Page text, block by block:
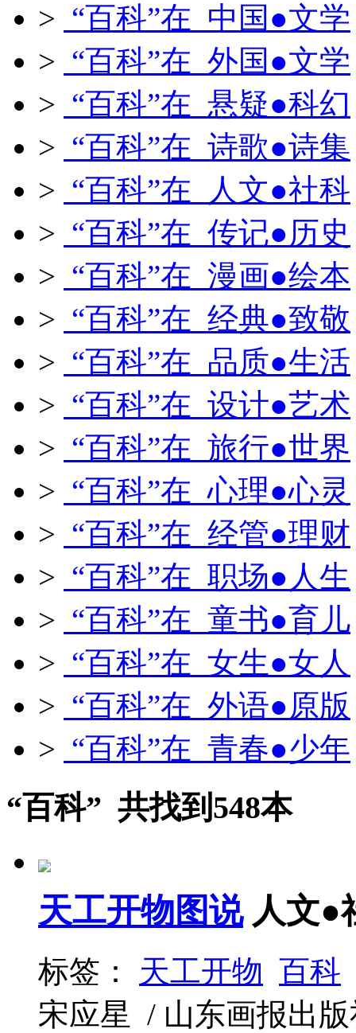
> “百科”在 中国●文学
> “百科”在 外国●文学
> “百科”在 悬疑●科幻
> “百科”在 诗歌●诗集
> “百科”在 人文●社科
> “百科”在 传记●历史
> “百科”在 漫画●绘本
> “百科”在 经典●致敬
> “百科”在 品质●生活
> “百科”在 设计●艺术
> “百科”在 旅行●世界
> “百科”在 心理●心灵
> “百科”在 经管●理财
> “百科”在 职场●人生
> “百科”在 童书●育儿
> “百科”在 女生●女人
> “百科”在 外语●原版
> “百科”在 青春●少年
“百科” 共找到548本
天工开物图说 人文●
标签： 天工开物 百科
宋应星 / 山东画报出